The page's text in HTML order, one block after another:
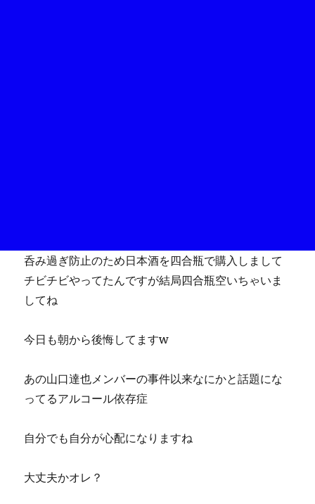
呑み過ぎ防止のため日本酒を四合瓶で購入しまして
チビチビやってたんですが結局四合瓶空いちゃいま
してね
今日も朝から後悔してますw
あの山口達也メンバーの事件以来なにかと話題にな
ってるアルコール依存症
自分でも自分が心配になりますね
大丈夫かオレ？